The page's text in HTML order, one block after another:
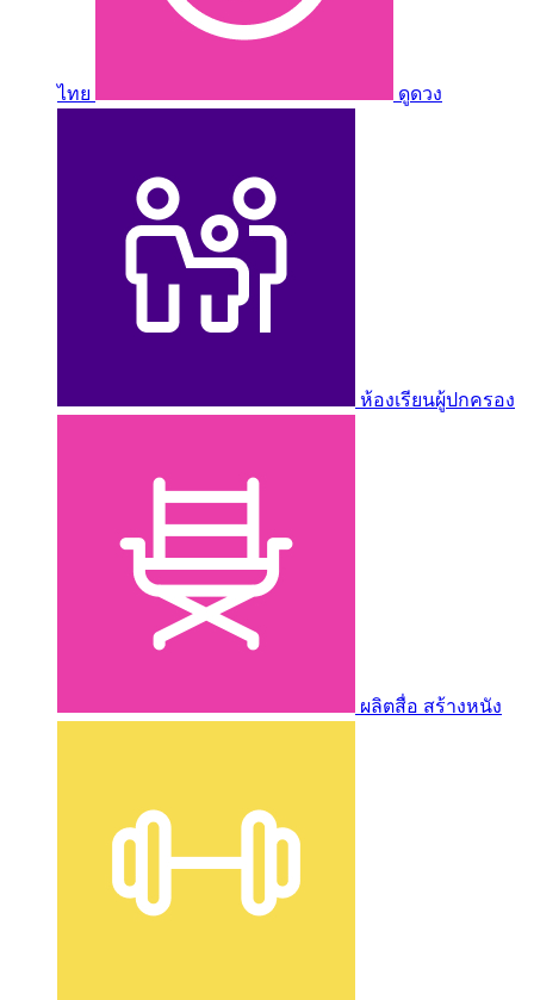
ไทย ดูดวง
ห้องเรียนผู้ปกครอง
ผลิตสื่อ สร้างหนัง